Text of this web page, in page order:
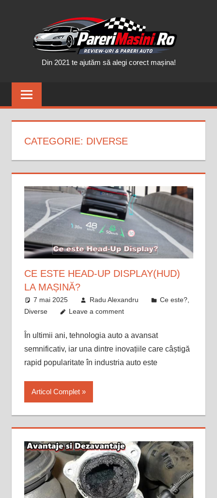
Din 2021 te ajutăm să alegi corect mașina!
CATEGORIE: DIVERSE
CE ESTE HEAD-UP DISPLAY(HUD)
LA MAȘINĂ?
7 mai 2025 Radu Alexandru Ce este?,
Diverse
Leave a comment
În ultimii ani, tehnologia auto a avansat
semnificativ, iar una dintre inovațiile care câștigă
rapid popularitate în industria auto este
Articol Complet